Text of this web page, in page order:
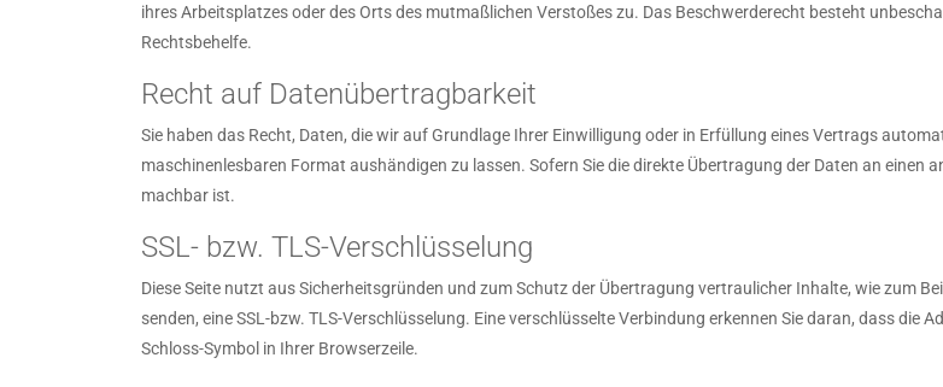
ihres Arbeitsplatzes oder des Orts des mutmaßlichen Verstoßes zu. Das Beschwerderecht besteht
Rechtsbehelfe.
Recht auf Datenübertragbarkeit
Sie haben das Recht, Daten, die wir auf Grundlage Ihrer Einwilligung oder in Erfüllung eines Vertrags
maschinenlesbaren Format aushändigen zu lassen. Sofern Sie die direkte Übertragung der Daten an
machbar ist.
SSL- bzw. TLS-Verschlüsselung
Diese Seite nutzt aus Sicherheitsgründen und zum Schutz der Übertragung vertraulicher Inhalte, wie zum
senden, eine SSL-bzw. TLS-Verschlüsselung. Eine verschlüsselte Verbindung erkennen Sie daran, dass die
Schloss-Symbol in Ihrer Browserzeile.